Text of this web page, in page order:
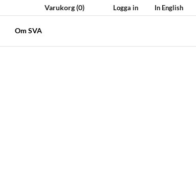
Varukorg(0) Logga in In English
Om SVA